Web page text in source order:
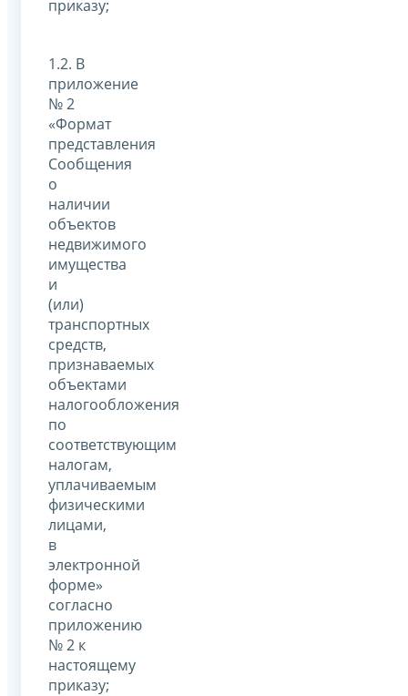
приказу;
1.2. В
приложение
№ 2
«Формат
представления
Сообщения
о
наличии
объектов
недвижимого
имущества
и
(или)
транспортных
средств,
признаваемых
объектами
налогообложения
по
соответствующим
налогам,
уплачиваемым
физическими
лицами,
в
электронной
форме»
согласно
приложению
№ 2 к
настоящему
приказу;